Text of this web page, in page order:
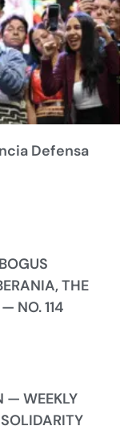
Defensa
THE
NO. 114
— WEEKLY